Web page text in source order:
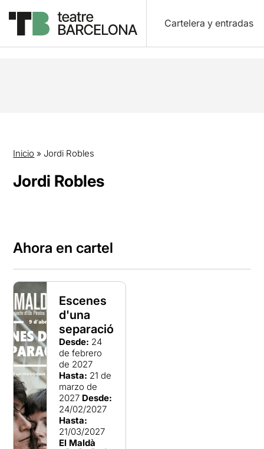
Cartelera y entradas
Inicio » Jordi Robles
Jordi Robles
Ahora en cartel
Escenes
d'una
separació
Desde: 24
de febrero
de 2027
Hasta: 21 de
marzo de
2027 Desde:
24/02/2027
Hasta:
21/03/2027
El Maldà